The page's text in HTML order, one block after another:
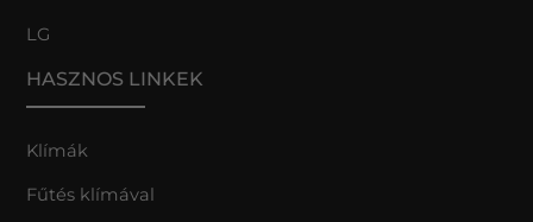
LG
HASZNOS LINKEK
Klímák
Fűtés klímával